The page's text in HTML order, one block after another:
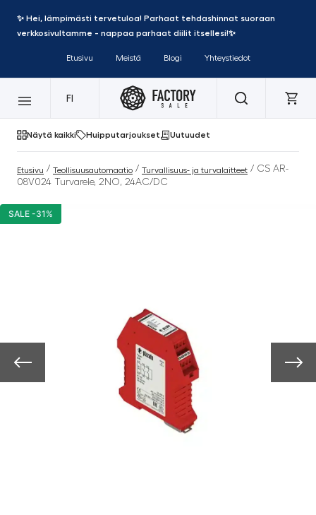
✨ Hei, lämpimästi tervetuloa! Parhaat tehdashinnat suoraan
verkkosivultamme - nappaa parhaat diilit itsellesi!✨
Etusivu Meistä Blogi Yhteystiedot
FI
Näytä kaikki Huipputarjoukset Uutuudet
Etusivu / Teollisuusautomaatio / Turvallisuus- ja turvalaitteet / CS AR-
08V024 Turvarele, 2NO, 24AC/DC
SALE -31%